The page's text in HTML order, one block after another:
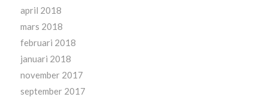
april 2018
mars 2018
februari 2018
januari 2018
november 2017
september 2017